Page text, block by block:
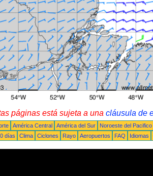
páginas está sujeta a una cláusula de
América Central América del Sur Noroeste del Pacifico
días Clima Ciclones Rayo Aeropuertos FAQ Idiomas